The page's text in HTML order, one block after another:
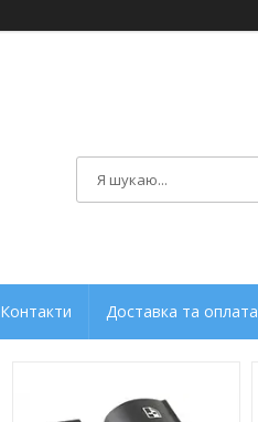
Контакти Доставка та оплата